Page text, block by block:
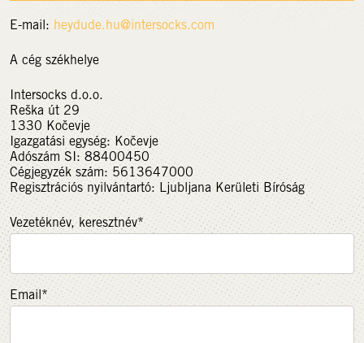
E-mail: heydude.hu@intersocks.com
A cég székhelye
Intersocks d.o.o.
Reška út 29
1330 Kočevje
Igazgatási egység: Kočevje
Adószám SI: 88400450
Cégjegyzék szám: 5613647000
Regisztrációs nyilvántartó: Ljubljana Kerületi Bíróság
Vezetéknév, keresztnév*
Email*